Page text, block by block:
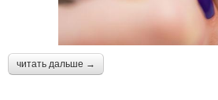
читать дальше →